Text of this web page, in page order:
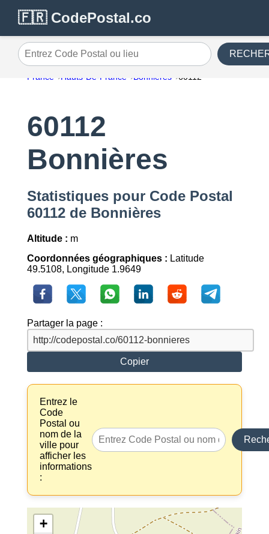
🇫🇷 CodePostal.co
Entrez Code Postal ou lieu
France Hauts-De-France Bonnières 60112
60112
Bonnières
Statistiques pour Code Postal
60112 de Bonnières
Altitude : m
Coordonnées géographiques : Latitude
49.5108, Longitude 1.9649
Partager la page :
Copier
Entrez le
Code
Postal ou
nom de la
ville pour
afficher les
informations
:
+